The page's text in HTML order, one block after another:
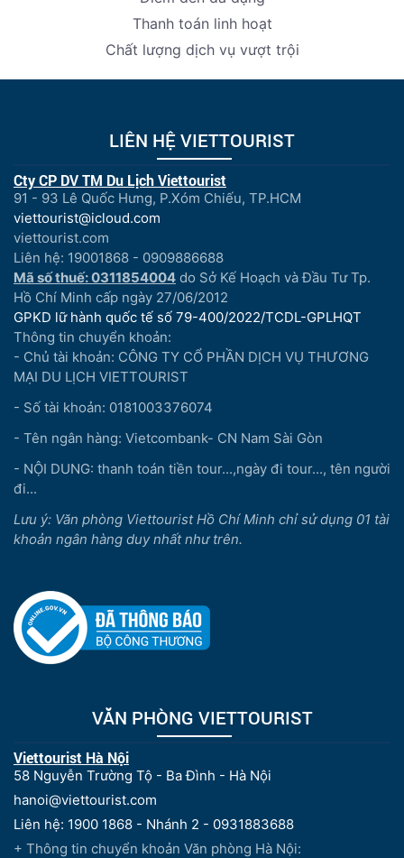
Thanh toán linh hoạt
Chất lượng dịch vụ vượt trội
LIÊN HỆ VIETTOURIST
Cty CP DV TM Du Lịch Viettourist
91 - 93 Lê Quốc Hưng, P.Xóm Chiếu, TP.HCM
viettourist@icloud.com
viettourist.com
Liên hệ: 19001868 - 0909886688
Mã số thuế: 0311854004 do Sở Kế Hoạch và Đầu Tư Tp.
Hồ Chí Minh cấp ngày 27/06/2012
GPKD lữ hành quốc tế số 79-400/2022/TCDL-GPLHQT
Thông tin chuyển khoản:
- Chủ tài khoản: CÔNG TY CỔ PHẦN DỊCH VỤ THƯƠNG
MẠI DU LỊCH VIETTOURIST
- Số tài khoản: 0181003376074
- Tên ngân hàng: Vietcombank- CN Nam Sài Gòn
- NỘI DUNG: thanh toán tiền tour...,ngày đi tour..., tên người
đi...
Lưu ý: Văn phòng Viettourist Hồ Chí Minh chỉ sử dụng 01 tài
khoản ngân hàng duy nhất như trên.
VĂN PHÒNG VIETTOURIST
Viettourist Hà Nội
58 Nguyễn Trường Tộ - Ba Đình - Hà Nội
hanoi@viettourist.com
Liên hệ: 1900 1868 - Nhánh 2 - 0931883688
+ Thông tin chuyển khoản Văn phòng Hà Nội: